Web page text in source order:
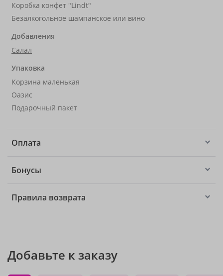
Коробка конфет "Lindt"
Безалкогольное шампанское или вино
Добавления
Салал
Упаковка
Корзина маленькая
Оазис
Подарочный пакет
Оплата
Бонусы
Правила возврата
Добавьте к заказу